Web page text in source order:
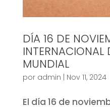
DÍA 16 DE
INTERNACIONAL
MUNDIAL
por admin | Nov 11, 2024
El día 16 de